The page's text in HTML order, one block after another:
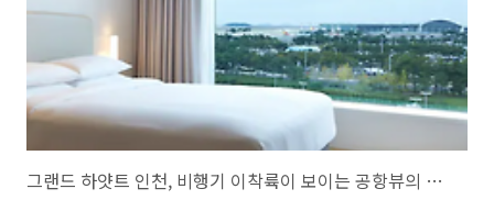
버스를..
그랜드 하얏트 인천, 비행기 이착륙이 보이는 공항뷰의 편안한 호텔